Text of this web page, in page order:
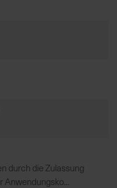
durch die Zulassung